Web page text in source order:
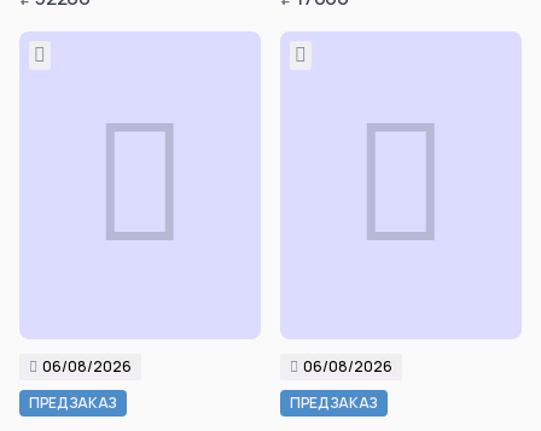
Подтвердить свой
возраст для
06/08/2026
ПРЕДЗАКАЗ
Подтвердить свой
возраст для
06/08/2026
ПРЕДЗАКАЗ